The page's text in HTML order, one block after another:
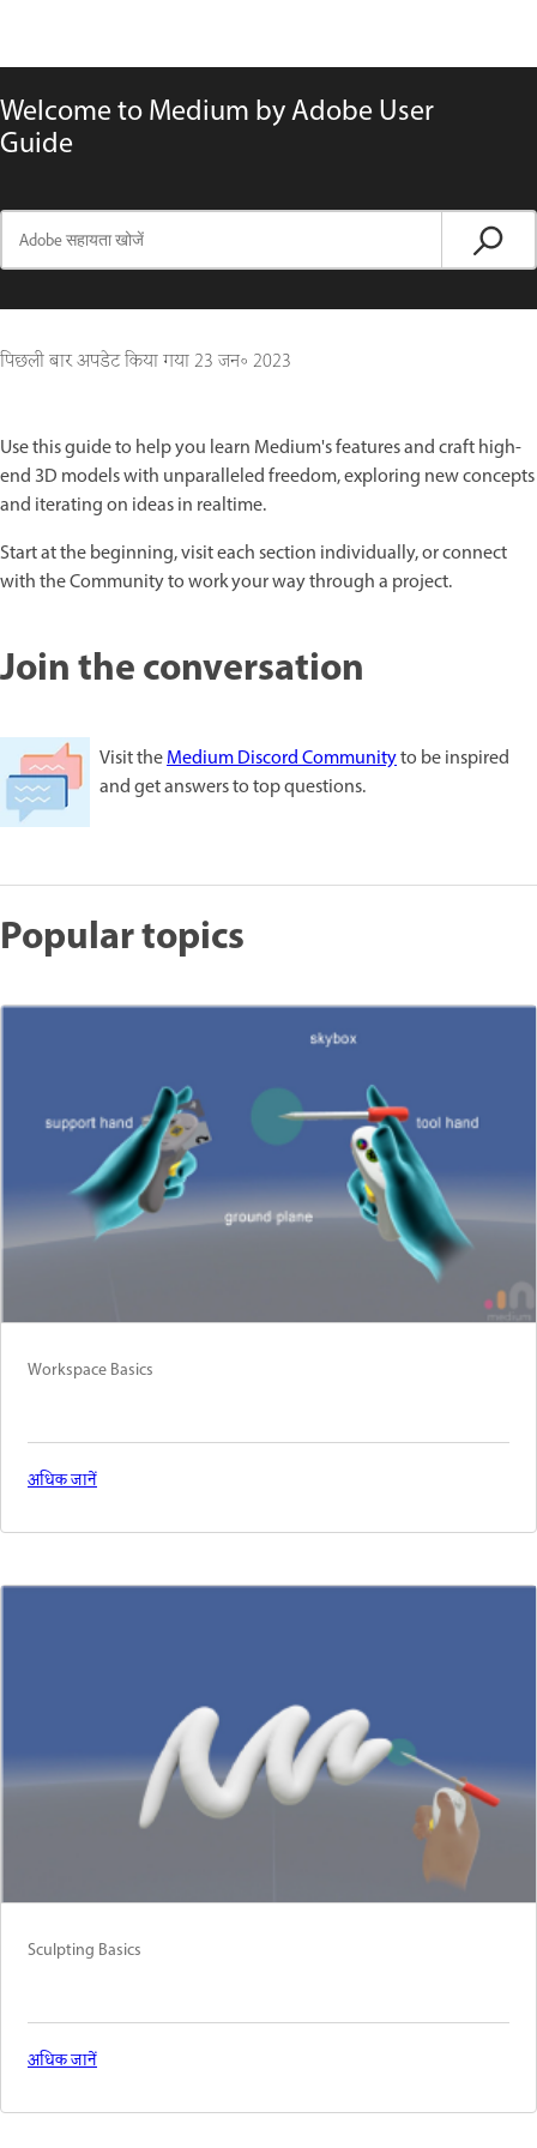
Welcome to Medium by Adobe User
Guide
पिछली बार अपडेट किया गया23 जन॰ 2023
Use this guide to help you learn Medium's features and craft high-
end 3D models with unparalleled freedom, exploring new concepts
and iterating on ideas in realtime.
Start at the beginning, visit each section individually, or connect
with the Community to work your way through a project.
Join the conversation
Visit theMedium Discord Communityto be inspired
and get answers to top questions.
Popular topics
Workspace Basics
अधिक जानें
Sculpting Basics
अधिक जानें